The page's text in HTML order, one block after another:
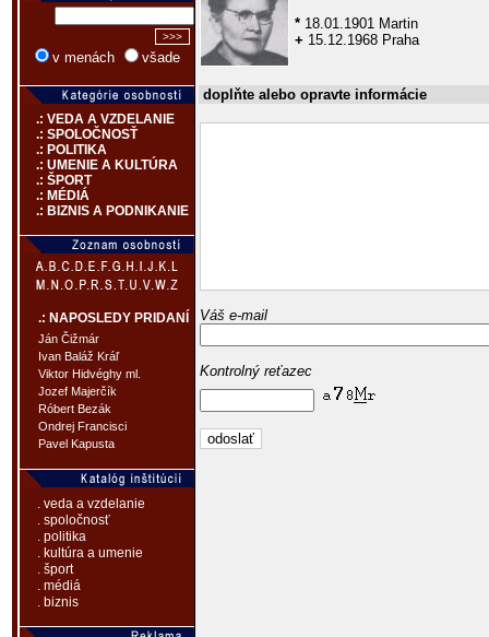
v menách všade
.: VEDA A VZDELANIE
.: SPOLOČNOSŤ
.: POLITIKA
.: UMENIE A KULTÚRA
.: ŠPORT
.: MÉDIÁ
.: BIZNIS A PODNIKANIE
.: NAPOSLEDY PRIDANÍ
Ján Čižmár
Ivan Baláž Kráľ
Viktor Hidvéghy ml.
Jozef Majerčík
Róbert Bezák
Ondrej Francisci
Pavel Kapusta
. veda a vzdelanie
. spoločnosť
. politika
. kultúra a umenie
. šport
. médiá
. biznis
* 18.01.1901 Martin
+ 15.12.1968 Praha
doplňte alebo opravte informácie
Váš e-mail
Kontrolný reťazec